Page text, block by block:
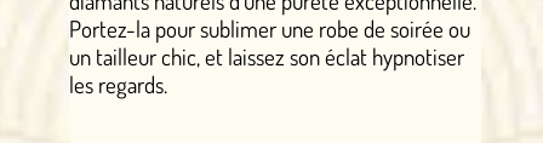
Portez-la pour sublimer une robe de soirée ou
un tailleur chic, et laissez son éclat hypnotiser
les regards.